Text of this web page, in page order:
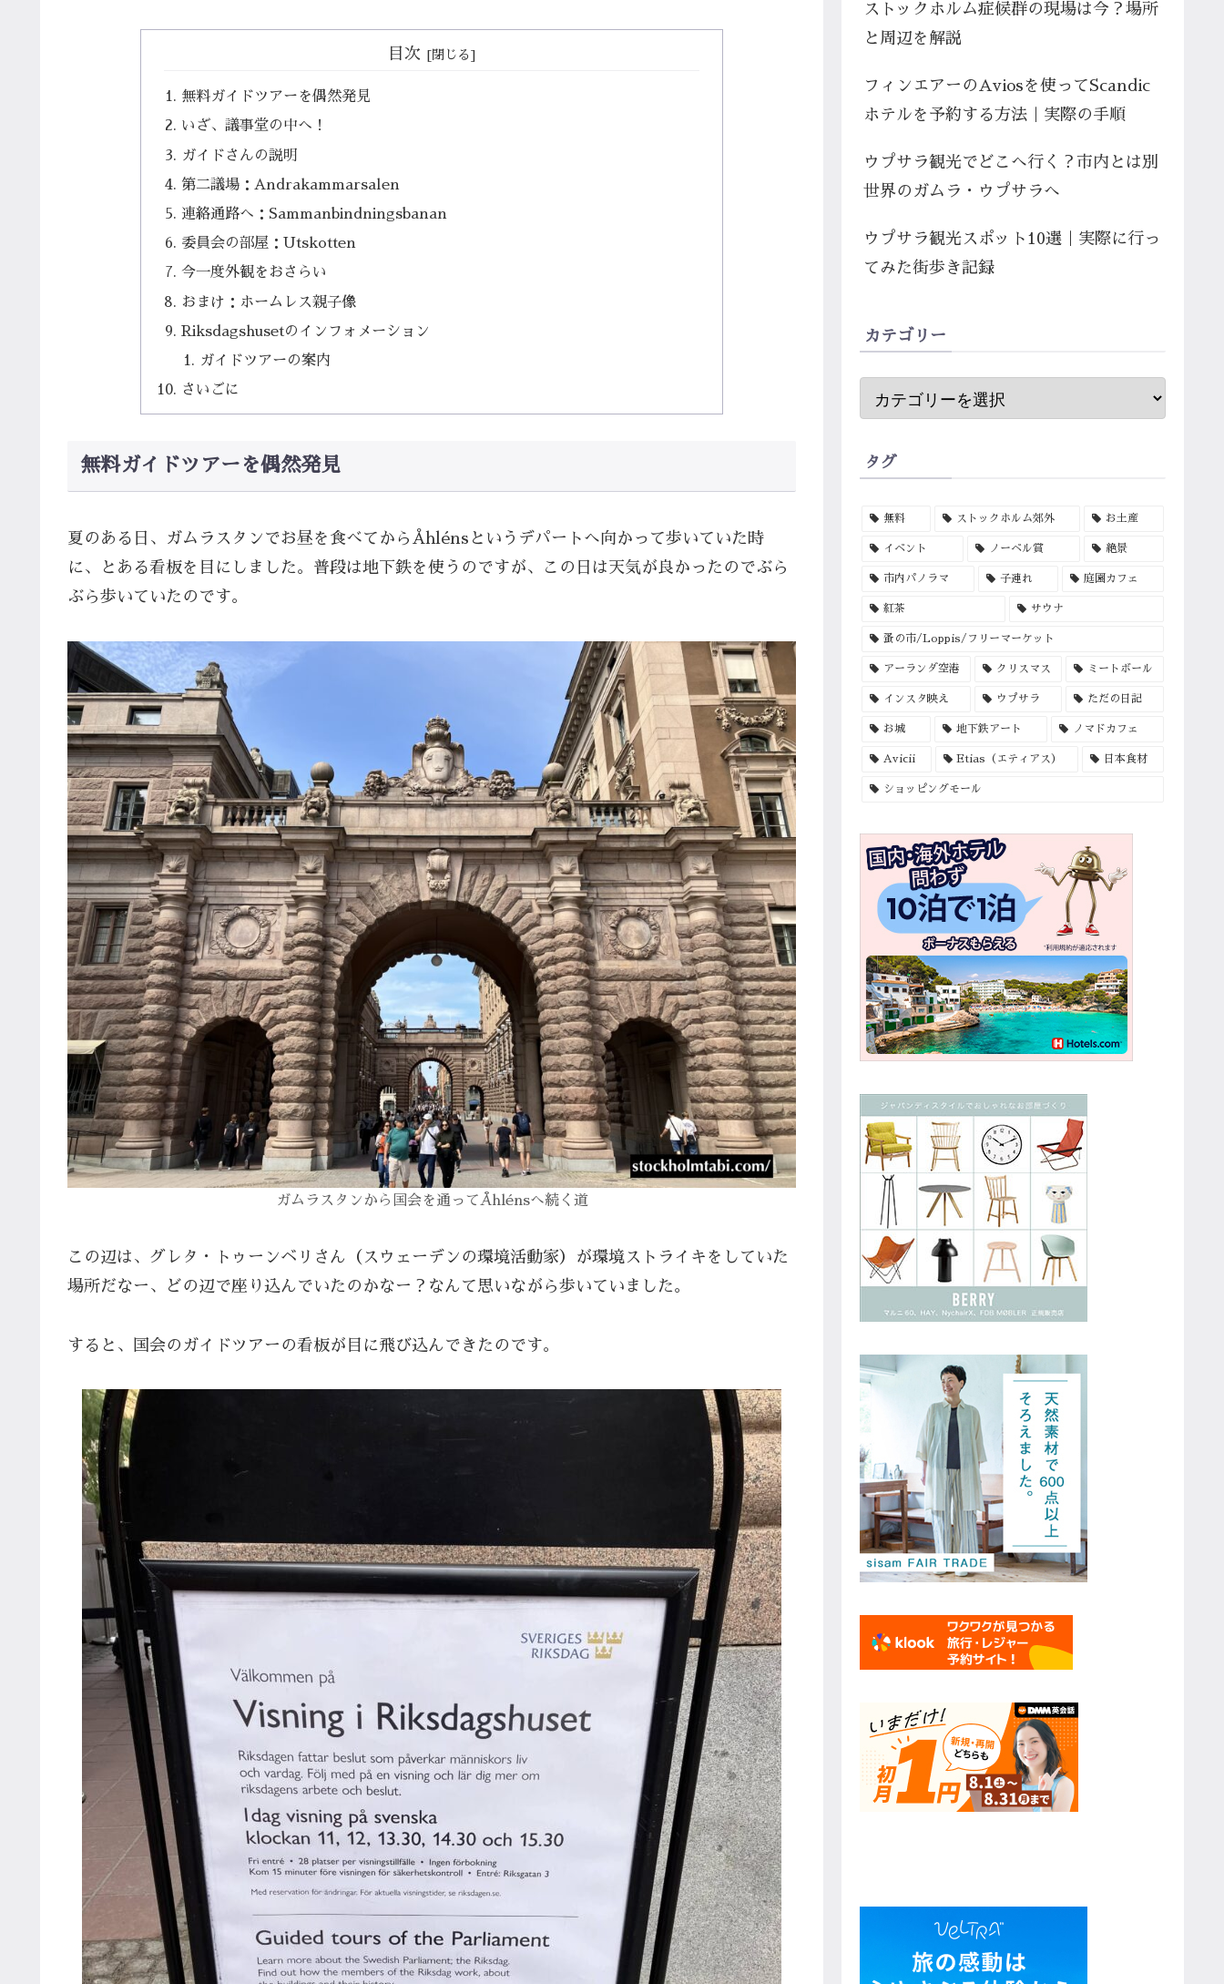
目次
無料ガイドツアーを偶然発見
いざ、議事堂の中へ！
ガイドさんの説明
第二議場：Andrakammarsalen
連絡通路へ：Sammanbindningsbanan
委員会の部屋：Utskotten
今一度外観をおさらい
おまけ：ホームレス親子像
Riksdagshusetのインフォメーション
ガイドツアーの案内
さいごに
無料ガイドツアーを偶然発見
夏のある日、ガムラスタンでお昼を食べてからÅhlénsというデパートへ向かって歩いていた時
に、とある看板を目にしました。普段は地下鉄を使うのですが、この日は天気が良かったのでぶら
ぶら歩いていたのです。
ガムラスタンから 国会を通って Åhlénsへ続く道
この辺は、グレタ・トゥーンベリさん（スウェーデンの環境活動家）が環境ストライキをしていた
場所だなー、どの辺で座り込んでいたのかなー？なんて思いながら歩いていました。
すると、国会のガイドツアーの看板が目に飛び込んできたのです。
ストックホルム症候群の現場は今？場所
と周辺を解説
フィンエアーのAviosを使ってScandic
ホテルを予約する方法｜実際の手順
ウプサラ観光でどこへ行く？市内とは別
世界のガムラ・ウプサラへ
ウプサラ観光スポット10選｜実際に行っ
てみた街歩き記録
カテゴリー
タグ
無料 ストックホルム郊外 お土産
イベント ノーベル賞 絶景
市内パノラマ 子連れ 庭園カフェ
紅茶 サウナ
蚤の市/Loppis/フリーマーケット
アーランダ空港 クリスマス ミートボール
インスタ映え ウプサラ ただの日記
お城 地下鉄アート ノマドカフェ
Avicii Etias（エティアス） 日本食材
ショッピングモール